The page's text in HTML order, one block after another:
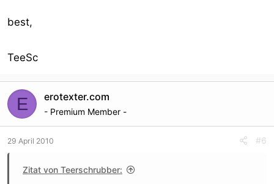
best,
TeeSc
E erotexter.com
- Premium Member -
29 April 2010 #6
Zitat von Teerschrubber: